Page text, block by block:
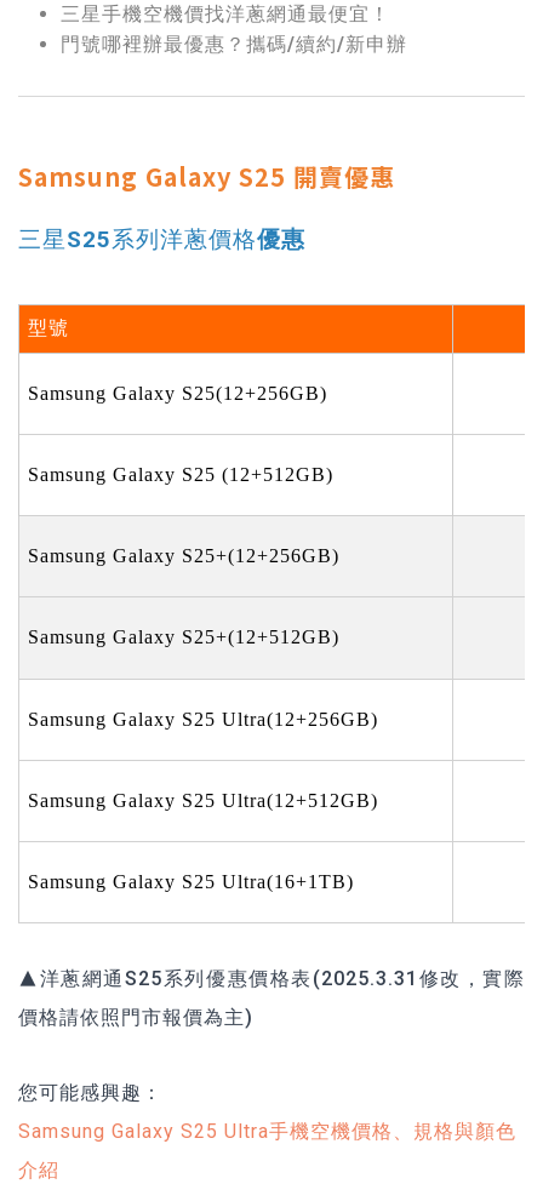
三星手機空機價找洋蔥網通最便宜！
門號哪裡辦最優惠？攜碼/續約/新申辦
Samsung Galaxy S25 開賣優惠
三星S25系列洋蔥價格優惠
型號
Samsung Galaxy S25(12+256GB)
Samsung Galaxy S25 (12+512GB)
Samsung Galaxy S25+(12+256GB)
Samsung Galaxy S25+(12+512GB)
Samsung Galaxy S25 Ultra(12+256GB)
Samsung Galaxy S25 Ultra(12+512GB)
Samsung Galaxy S25 Ultra(16+1TB)
▲洋蔥網通S25系列優惠價格表(2025.3.31修改，實際
價格請依照門市報價為主)
您可能感興趣：
Samsung Galaxy S25 Ultra手機空機價格、規格與顏色
介紹